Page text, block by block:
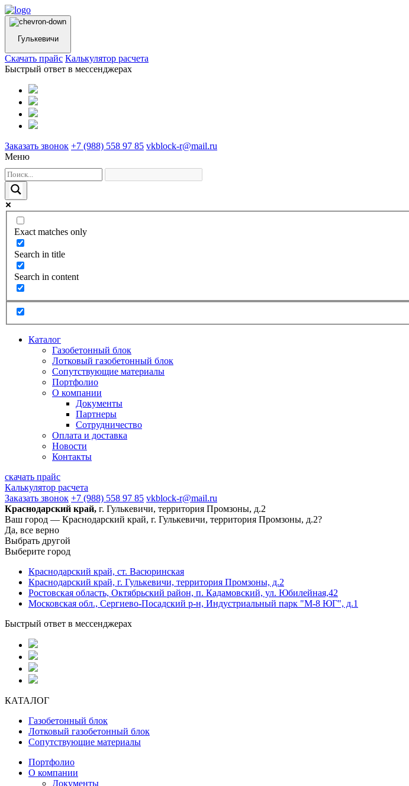
Гулькевичи
Cкачать прайс Калькулятор расчета
Быстрый ответ в мессенджерах
Заказать звонок +7 (988) 558 97 85 vkblock-r@mail.ru
Меню
Exact matches only
Search in title
Search in content
Каталог
Газобетонный блок
Лотковый газобетонный блок
Сопутствующие материалы
Портфолио
О компании
Документы
Партнеры
Сотрудничество
Оплата и доставка
Новости
Контакты
скачать прайс
Калькулятор расчета
Заказать звонок +7 (988) 558 97 85 vkblock-r@mail.ru
Краснодарский край, г. Гулькевичи, территория Промзоны, д.2
Ваш город — Краснодарский край, г. Гулькевичи, территория Промзоны, д.2?
Да, все верно
Выбрать другой
Выберите город
Краснодарский край, ст. Васюринская
Краснодарский край, г. Гулькевичи, территория Промзоны, д.2
Ростовская область, Октябрьский район, п. Кадамовский, ул. Юбилейная,42
Московская обл., Сергиево-Посадский р-н, Индустриальный парк "М-8 ЮГ", д.1
Быстрый ответ в мессенджерах
КАТАЛОГ
Газобетонный блок
Лотковый газобетонный блок
Сопутствующие материалы
Портфолио
О компании
Документы